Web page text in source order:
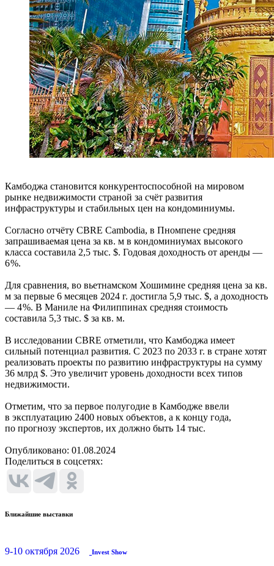
Камбоджа становится конкурентоспособной на мировом
рынке недвижимости страной за счёт развития
инфраструктуры и стабильных цен на кондоминиумы.
Согласно отчёту CBRE Cambodia, в Пномпене средняя
запрашиваемая цена за кв. м в кондоминиумах высокого
класса составила 2,5 тыс. $. Годовая доходность от аренды —
6 %.
Для сравнения, во вьетнамском Хошимине средняя цена за кв.
м за первые 6 месяцев 2024 г. достигла 5,9 тыс. $, а доходность
— 4 %. В Маниле на Филиппинах средняя стоимость
составила 5,3 тыс. $ за кв. м.
В исследовании CBRE отметили, что Камбоджа имеет
сильный потенциал развития. С 2023 по 2033 г. в стране хотят
реализовать проекты по развитию инфраструктуры на сумму
36 млрд $. Это увеличит уровень доходности всех типов
недвижимости.
Отметим, что за первое полугодие в Камбодже ввели
в эксплуатацию 2400 новых объектов, а к концу года,
по прогнозу экспертов, их должно быть 14 тыс.
Опубликовано: 01.08.2024
Поделиться в соцсетях:
Ближайшие выставки
9-10 октября 2026 Invest Show